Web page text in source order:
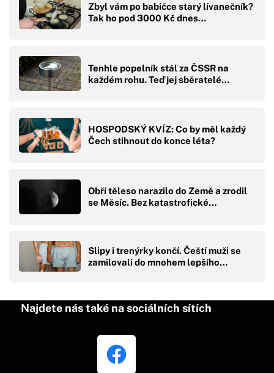
Zbyl vám po babičce starý lívanečník?
Tak ho pod 3000 Kč dnes…
Tenhle popelník stál za ČSSR na
každém rohu. Teď jej sběratelé…
HOSPODSKÝ KVÍZ: Co by měl každý
Čech stihnout do konce léta?
Obří těleso narazilo do Země a zrodil
se Měsíc. Bez katastrofické…
Slipy i trenýrky končí. Čeští muži se
zamilovali do mnohem lepšího…
Najdete nás také na sociálních sítích